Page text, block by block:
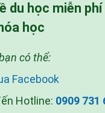
du học miễn
học
có thể:
Facebook
Hotline: 0909 731